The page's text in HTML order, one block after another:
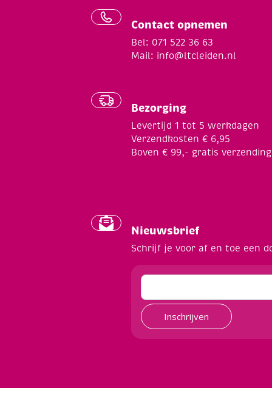
Contact opnemen
Bel: 071 522 36 63
Mail: info@ltcleiden.nl
Bezorging
Levertijd 1 tot 5 werkdagen
Verzendkosten € 6,95
Boven € 99,- gratis verzending
Nieuwsbrief
Schrijf je voor af en toe een
Inschrijven